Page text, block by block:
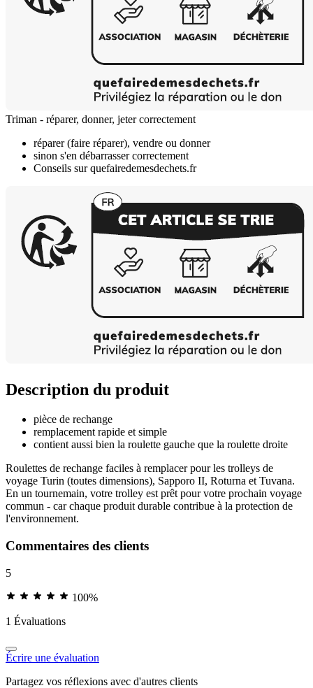
Triman - réparer, donner, jeter correctement
réparer (faire réparer), vendre ou donner
sinon s'en débarrasser correctement
Conseils sur quefairedemesdechets.fr
Description du produit
pièce de rechange
remplacement rapide et simple
contient aussi bien la roulette gauche que la roulette droite
Roulettes de rechange faciles à remplacer pour les trolleys de
voyage Turin (toutes dimensions), Sapporo II, Roturna et Tuvana.
En un tournemain, votre trolley est prêt pour votre prochain voyage
commun - car chaque produit durable contribue à la protection de
l'environnement.
Commentaires des clients
5
100%
1 Évaluations
Écrire une évaluation
Partagez vos réflexions avec d'autres clients